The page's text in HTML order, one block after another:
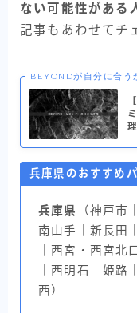
ない可能性がある
記事もあわせてチ
BEYONDが自分に合う
理
兵庫県のおすすめ
兵庫県
（神戸市
南山手｜新長田
｜西宮・西宮北
｜西明石｜姫路
西）